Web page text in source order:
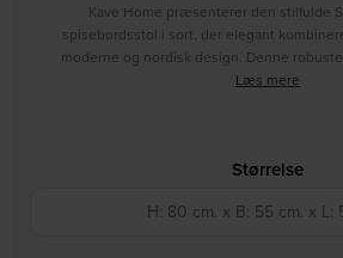
Kave Home præsenterer den stilfulde
spisebordsstol i sort, der elegant
moderne og nordisk design. Denne
Læs mere
Størrelse
H: 80 cm. x B: 55 cm. x L: